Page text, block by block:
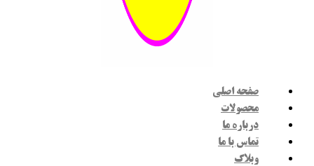
صفحه اصلی
محصولات
درباره ما
تماس با ما
وبلاگ